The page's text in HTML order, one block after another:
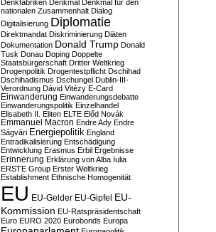
Denkfabriken Denkmal Denkmal für den
nationalen Zusammenhalt Dialog
Digitalisierung Diplomatie
Direktmandat Diskriminierung Diäten
Dokumentation Donald Trump Donald
Tusk Donau Doping Doppelte
Staatsbürgerschaft Dritter Weltkrieg
Drogenpolitik Drogentestpflicht Dschihad
Dschihadismus Dschungel Dublin-III-
Verordnung Dávid Vitézy E-Card
Einwanderung Einwanderungsdebatte
Einwanderungspolitik Einzelhandel
Elisabeth II. Eliten ELTE Előd Novák
Emmanuel Macron Endre Ady Endre
Ságvári Energiepolitik England
Entradikalisierung Entschädigung
Entwicklung Erasmus Erbil Ergebnisse
Erinnerung Erklärung von Alba Iulia
ERSTE Group Erster Weltkrieg
Establishment Ethnische Homogenität
EU EU-Gelder EU-Gipfel EU-
Kommission EU-Ratspräsidentschaft
Euro EURO 2020 Eurobonds Europa